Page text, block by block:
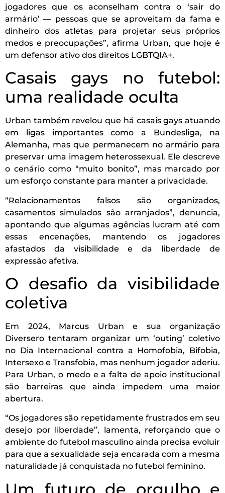
jogadores que os aconselham contra o ‘sair do
armário’ — pessoas que se aproveitam da fama e
dinheiro dos atletas para projetar seus próprios
medos e preocupações”, afirma Urban, que hoje é
um defensor ativo dos direitos LGBTQIA+.
Casais gays no futebol:
uma realidade oculta
Urban também revelou que há casais gays atuando
em ligas importantes como a Bundesliga, na
Alemanha, mas que permanecem no armário para
preservar uma imagem heterossexual. Ele descreve
o cenário como “muito bonito”, mas marcado por
um esforço constante para manter a privacidade.
“Relacionamentos falsos são organizados,
casamentos simulados são arranjados”, denuncia,
apontando que algumas agências lucram até com
essas encenações, mantendo os jogadores
afastados da visibilidade e da liberdade de
expressão afetiva.
O desafio da visibilidade
coletiva
Em 2024, Marcus Urban e sua organização
Diversero tentaram organizar um ‘outing’ coletivo
no Dia Internacional contra a Homofobia, Bifobia,
Intersexo e Transfobia, mas nenhum jogador aderiu.
Para Urban, o medo e a falta de apoio institucional
são barreiras que ainda impedem uma maior
abertura.
“Os jogadores são repetidamente frustrados em seu
desejo por liberdade”, lamenta, reforçando que o
ambiente do futebol masculino ainda precisa evoluir
para que a sexualidade seja encarada com a mesma
naturalidade já conquistada no futebol feminino.